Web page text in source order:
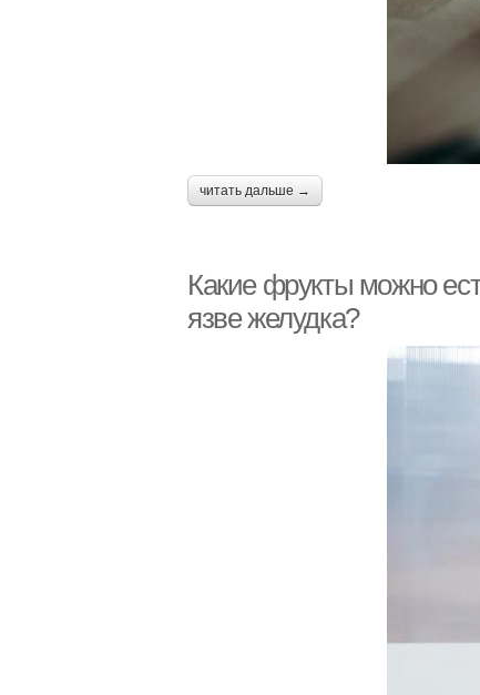
читать дальше →
Какие фрукты можно
язве желудка?